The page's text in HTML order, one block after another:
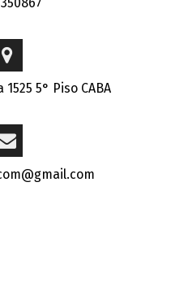
5° Piso CABA